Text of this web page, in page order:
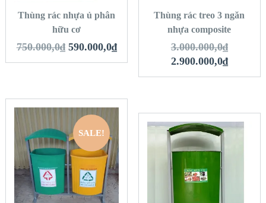
Thùng rác nhựa ủ phân
hữu cơ
750.000,0₫ 590.000,0₫
Thùng rác treo 3 ngăn
nhựa composite
3.000.000,0₫
2.900.000,0₫
SALE!
QUICK LOOK
VIEW DETAILS
THÊM VÀO GIỎ
HÀNG
QUICK LOOK
VIEW DETAILS